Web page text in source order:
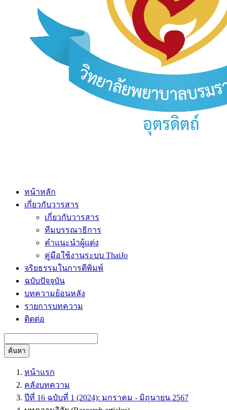
หน้าหลัก
เกี่ยวกับวารสาร
เกี่ยวกับวารสาร
ทีมบรรณาธิการ
คำแนะนำผู้แต่ง
คู่มือใช้งานระบบ ThaiJo
จริยธรรมในการตีพิมพ์
ฉบับปัจจุบัน
บทความย้อนหลัง
รายการบทความ
ติดต่อ
ค้นหา
หน้าแรก
คลังบทความ
ปีที่ 16 ฉบับที่ 1 (2024): มกราคม - มิถุนายน 2567